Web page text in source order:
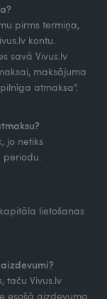
pirms termiņa,
kontu.
savā Vivus.lv
maksājuma
atmaksa”.
jo netiks
lietošanas
taču Vivus.lv
esošā aizdevuma.